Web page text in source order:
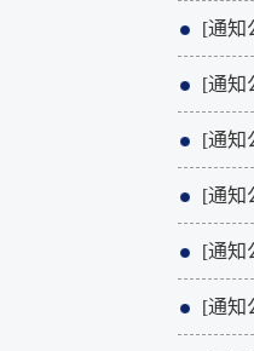
[通知
[通知
[通知
[通知
[通知
[通知